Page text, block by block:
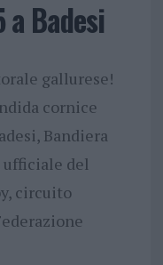
a Badesi
gallurese!
cornice
Bandiera
ufficiale del
circuito